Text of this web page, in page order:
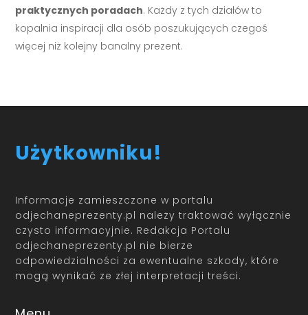
praktycznych poradach. Każdy z tych działów to
kopalnia inspiracji dla osób poszukujących czegoś
więcej niż kolejny banalny prezent.
Użytkowniku!
Informacje zamieszczone w portalu
odjechaneprezenty.pl należy traktować wyłącznie
czysto informacyjnie. Redakcja Portalu
odjechaneprezenty.pl nie bierze
odpowiedzialności za ewentualne szkody, które
mogą wynikać ze złej interpretacji treści.